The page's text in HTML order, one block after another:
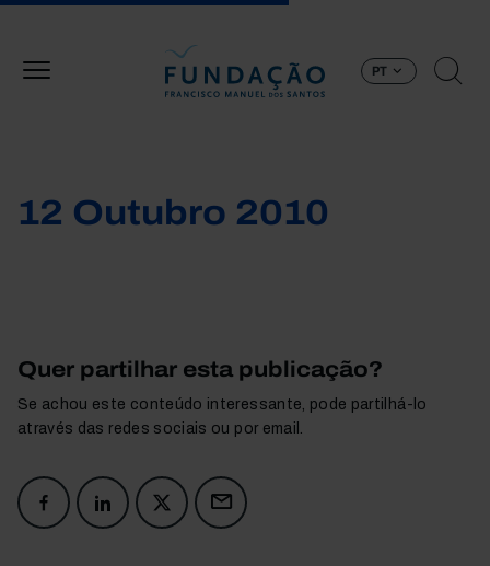
PT
12 Outubro 2010
Quer partilhar esta publicação?
Se achou este conteúdo interessante, pode partilhá-lo
através das redes sociais ou por email.